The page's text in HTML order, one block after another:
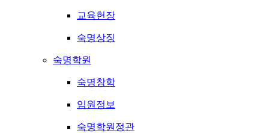
교육헌장
숙명상징
숙명학원
숙명창학
임원정보
숙명학원정관